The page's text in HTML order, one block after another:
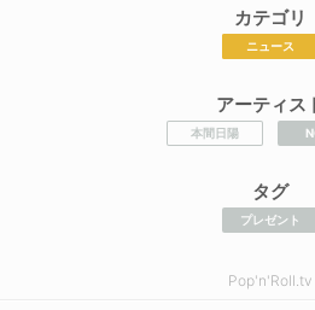
カテゴリ
ニュース
アーティス
本間日陽
タグ
プレゼント
Pop'n'Roll.tv